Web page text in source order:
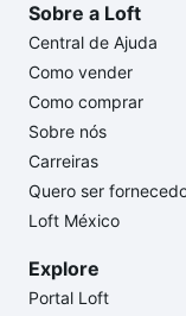
Sobre a Loft
Central de Ajuda
Como vender
Como comprar
Sobre nós
Carreiras
Quero ser
Loft México
Explore
Portal Loft